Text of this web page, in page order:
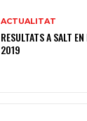
ACTUALITAT
RESULTATS A SALT
2019